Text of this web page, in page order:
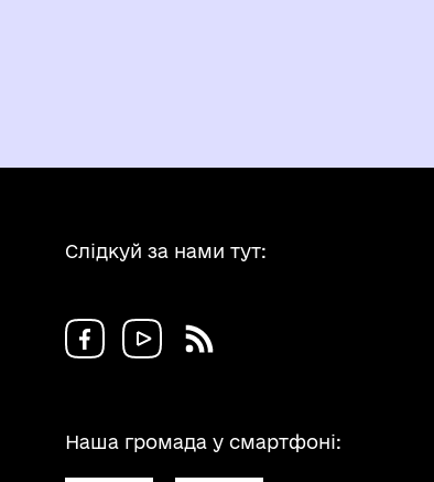
Слідкуй за нами тут:
Наша громада у смартфоні: